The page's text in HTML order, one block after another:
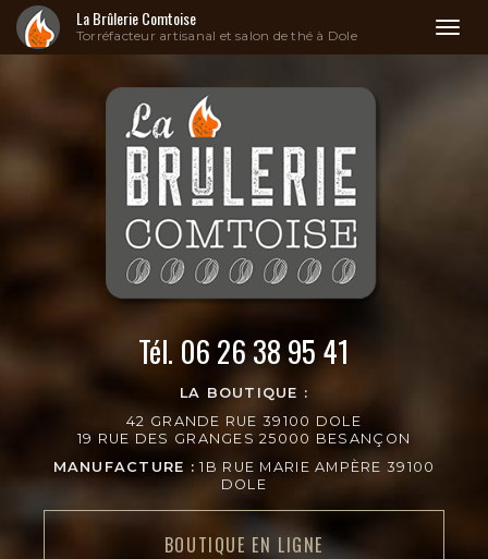
La Brûlerie Comtoise
Torréfacteur artisanal et salon de thé à Dole
Tél. 06 26 38 95 41
LA BOUTIQUE :
42 GRANDE RUE 39100 DOLE
19 RUE DES GRANGES 25000 BESANÇON
MANUFACTURE : 1B RUE MARIE AMPÈRE 39100
DOLE
BOUTIQUE EN LIGNE